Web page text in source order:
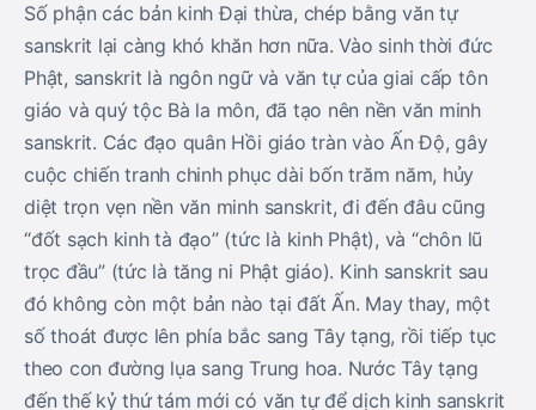
Số phận các bản kinh Ðại thừa, chép bằng văn tự
sanskrit lại càng khó khăn hơn nữa. Vào sinh thời đức
Phật, sanskrit là ngôn ngữ và văn tự của giai cấp tôn
giáo và quý tộc Bà la môn, đã tạo nên nền văn minh
sanskrit. Các đạo quân Hồi giáo tràn vào Ấn Độ, gây
cuộc chiến tranh chinh phục dài bốn trăm năm, hủy
diệt trọn vẹn nền văn minh sanskrit, đi đến đâu cũng
“đốt sạch kinh tà đạo” (tức là kinh Phật), và “chôn lũ
trọc đầu” (tức là tăng ni Phật giáo). Kinh sanskrit sau
đó không còn một bản nào tại đất Ấn. May thay, một
số thoát được lên phía bắc sang Tây tạng, rồi tiếp tục
theo con đường lụa sang Trung hoa. Nước Tây tạng
đến thế kỷ thứ tám mới có văn tự để dịch kinh sanskrit